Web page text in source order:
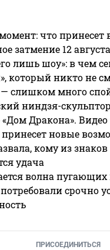
что принесет
затмение 12 августа
лишь шоу»: в чем
который никто не
слишком много
ниндзя-
«Дом Дракона». Видео
принесет новые
кому из знаков
удача
волна пугающих
срочно
ПРИСОЕДИНИТЬСЯ